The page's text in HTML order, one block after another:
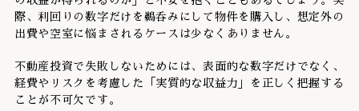
際、利回りの数字だけを鵜呑みにして物件を購入し、想定外の
出費や空室に悩まされるケースは少なくありません。
不動産投資で失敗しないためには、表面的な数字だけでなく、
経費やリスクを考慮した「実質的な収益力」を正しく把握する
ことが不可欠です。